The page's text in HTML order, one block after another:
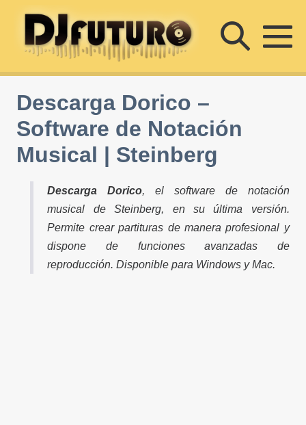
contenido
Descarga Dorico –
Software de Notación
Musical | Steinberg
Descarga Dorico, el software de notación
musical de Steinberg, en su última versión.
Permite crear partituras de manera profesional y
dispone de funciones avanzadas de
reproducción. Disponible para Windows y Mac.